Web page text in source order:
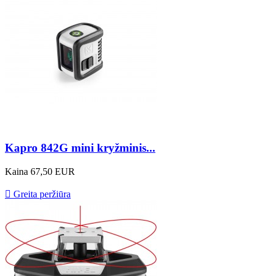
Kapro 842G mini kryžminis...
Kaina 67,50 EUR
 Greita peržiūra